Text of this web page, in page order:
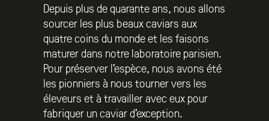
Depuis plus de quarante ans, nous allons
sourcer les plus beaux caviars aux
quatre coins du monde et les faisons
maturer dans notre laboratoire parisien.
Pour préserver l’espèce, nous avons été
les pionniers à nous tourner vers les
éleveurs et à travailler avec eux pour
fabriquer un caviar d’exception.